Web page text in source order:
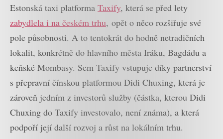
Estonská taxi platforma Taxify, která se před lety
zabydlela i na českém trhu, opět o něco rozšiřuje své
pole působnosti. A to tentokrát do hodně netradičních
lokalit, konkrétně do hlavního města Iráku, Bagdádu a
keňské Mombasy. Sem Taxify vstupuje díky partnerství
s přepravní čínskou platformou Didi Chuxing, která je
zároveň jedním z investorů služby (částka, kterou Didi
Chuxing do Taxify investovalo, není známa), a která
podpoří její další rozvoj a růst na lokálním trhu.